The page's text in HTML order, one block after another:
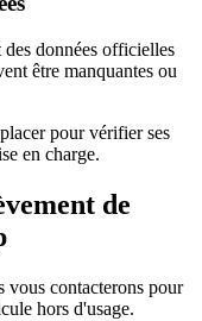
données officielles
être manquantes ou
pour vérifier ses
en charge.
de
vous contacterons pour
hors d'usage.